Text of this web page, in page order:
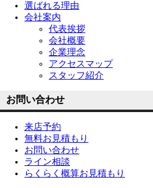
選ばれる理由
会社案内
代表挨拶
会社概要
企業理念
アクセスマップ
スタッフ紹介
お問い合わせ
来店予約
無料お見積もり
お問い合わせ
ライン相談
らくらく概算お見積もり